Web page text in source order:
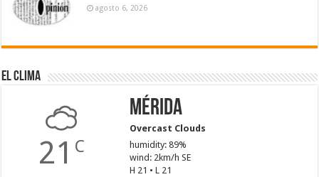
agosto 6, 2026
El Clima
21 C
Mérida
Overcast Clouds
humidity: 89%
wind: 2km/h SE
H 21 • L 21